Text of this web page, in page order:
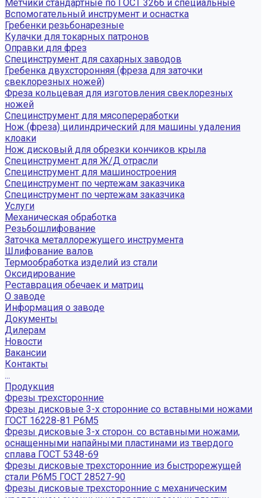
Метчики стандартные по ГОСТ 3266 и специальные
Вспомогательный инструмент и оснастка
Гребенки резьбонарезные
Кулачки для токарных патронов
Оправки для фрез
Специнструмент для сахарных заводов
Гребенка двухсторонняя (фреза для заточки
свеклорезных ножей)
Фреза кольцевая для изготовления свеклорезных
ножей
Специнструмент для мясопереработки
Нож (фреза) цилиндрический для машины удаления
клоаки
Нож дисковый для обрезки кончиков крыла
Специнструмент для Ж/Д отрасли
Специнструмент для машиностроения
Специнструмент по чертежам заказчика
Специнструмент по чертежам заказчика
Услуги
Механическая обработка
Резьбошлифование
Заточка металлорежущего инструмента
Шлифование валов
Термообработка изделий из стали
Оксидирование
Реставрация обечаек и матриц
О заводе
Информация о заводе
Документы
Дилерам
Новости
Вакансии
Контакты
...
Продукция
Фрезы трехсторонние
Фрезы дисковые 3-х сторонние со вставными ножами
ГОСТ 16228-81 Р6М5
Фрезы дисковые 3-х сторон. со вставными ножами,
оснащенными напайными пластинами из твердого
сплава ГОСТ 5348-69
Фрезы дисковые трехсторонние из быстрорежущей
стали Р6М5 ГОСТ 28527-90
Фрезы дисковые трехсторонние с механическим